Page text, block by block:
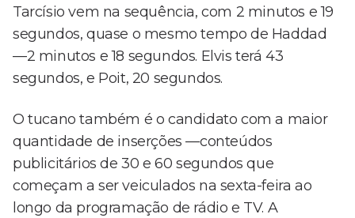
Tarcísio vem na sequência, com 2 minutos e 19
segundos, quase o mesmo tempo de Haddad
—2 minutos e 18 segundos. Elvis terá 43
segundos, e Poit, 20 segundos.
O tucano também é o candidato com a maior
quantidade de inserções —conteúdos
publicitários de 30 e 60 segundos que
começam a ser veiculados na sexta-feira ao
longo da programação de rádio e TV. A